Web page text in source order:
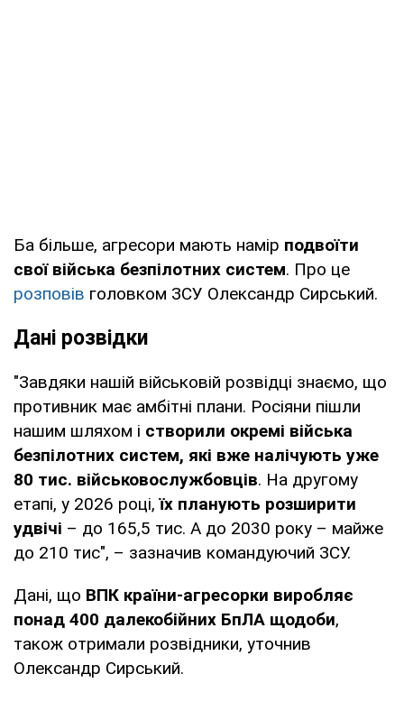
Ба більше, агресори мають намір подвоїти
свої війська безпілотних систем. Про це
розповів головком ЗСУ Олександр Сирський.
Дані розвідки
"Завдяки нашій військовій розвідці знаємо, що
противник має амбітні плани. Росіяни пішли
нашим шляхом і створили окремі війська
безпілотних систем, які вже налічують уже
80 тис. військовослужбовців. На другому
етапі, у 2026 році,їх планують розширити
удвічі – до 165,5 тис. А до 2030 року – майже
до 210 тис", – зазначив командуючий ЗСУ.
Дані, що ВПК країни-агресорки виробляє
понад 400 далекобійних БпЛА щодоби,
також отримали розвідники, уточнив
Олександр Сирський.